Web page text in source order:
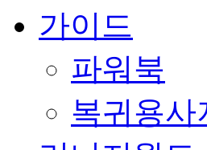
가이드
파워북
복귀용사